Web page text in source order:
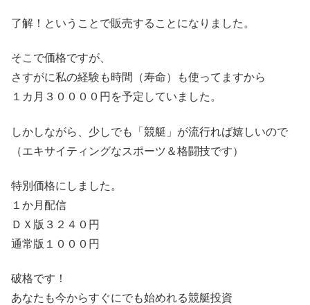
了解！ということで販売することになりました。
そこで価格ですが、
さすがに私の経験も時間（寿命）も使ってますから
１カ月３００００円を予定していました。
しかしながら、少しでも「競艇」が流行れば嬉しいので
（エキサイティングなスポーツ＆格闘技です）
特別価格にしました。
１か月配信
ＤＸ版３２４０円
通常版１０００円
破格です！
あなたも今からすぐにでも始めれる競艇投資